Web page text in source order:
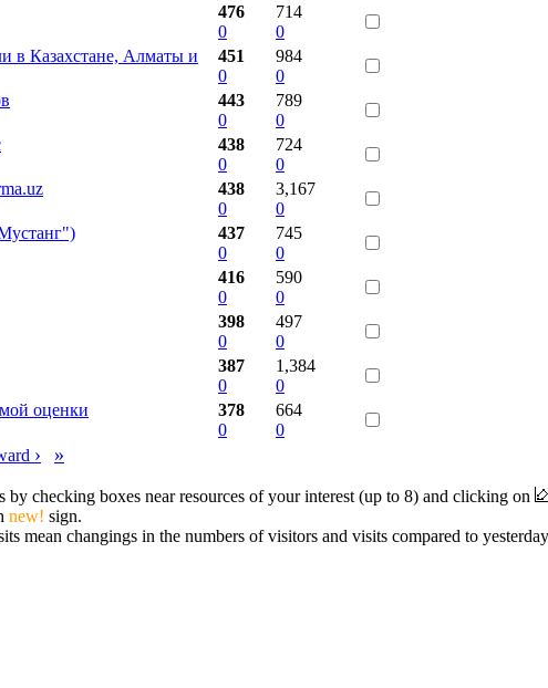
476
0
714
0
в Казахстане, Алматы и
451
0
984
0
443
0
789
0
438
0
724
0
438
0
3,167
0
437
0
745
0
416
0
590
0
398
0
497
0
387
0
1,384
0
оценки
378
0
664
0
› »
by checking boxes near resources of your interest (up to 8) and clicking on
new! sign.
mean changings in the numbers of visitors and visits compared to